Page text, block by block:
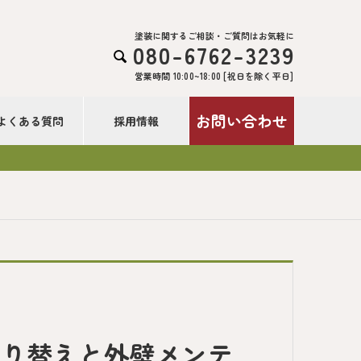

塗装に関するご相談・ご質問はお気軽に
080-6762-3239
営業時間 10:00~18:00 [祝日を除く平日]
くある質問 採用情報 お問い合わせ